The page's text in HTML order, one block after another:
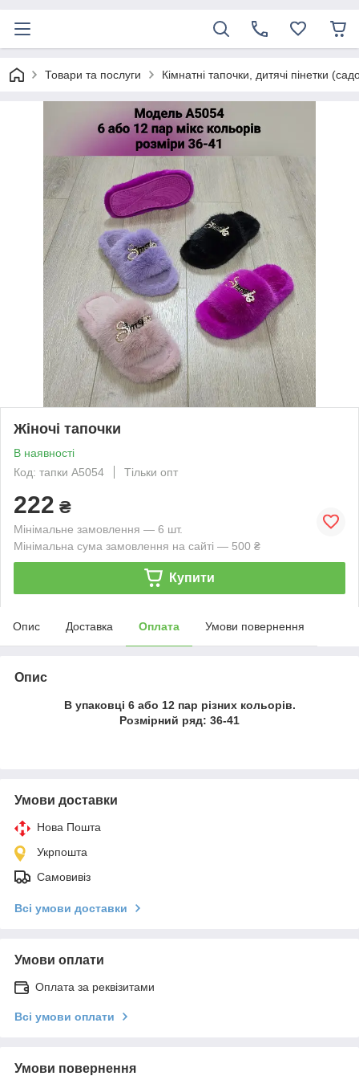
Товари та послуги Кімнатні тапочки, дитячі пінетки
Жіночі тапочки
В наявності
Код: тапки А5054
Тільки опт
222 ₴
Мінімальне замовлення — 6 шт.
Мінімальна сума замовлення на сайті — 500 ₴
Купити
Опис Доставка Оплата Умови повернення
Опис
В упаковці 6 або 12 пар різних кольорів.
Розмірний ряд: 36-41
Умови доставки
Нова Пошта
Укрпошта
Самовивіз
Всі умови доставки
Умови оплати
Оплата за реквізитами
Всі умови оплати
Умови повернення